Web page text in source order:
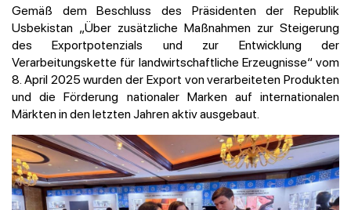
Gemäß dem Beschluss des Präsidenten der Republik
Usbekistan „Über zusätzliche Maßnahmen zur Steigerung
des Exportpotenzials und zur Entwicklung der
Verarbeitungskette für landwirtschaftliche Erzeugnisse“ vom
8. April 2025 wurden der Export von verarbeiteten Produkten
und die Förderung nationaler Marken auf internationalen
Märkten in den letzten Jahren aktiv ausgebaut.